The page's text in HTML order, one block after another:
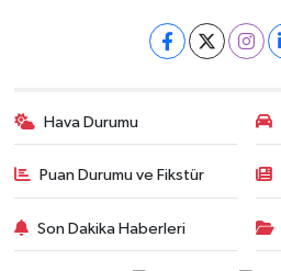
Hava Durumu
Puan Durumu ve Fikstür
Son Dakika Haberleri